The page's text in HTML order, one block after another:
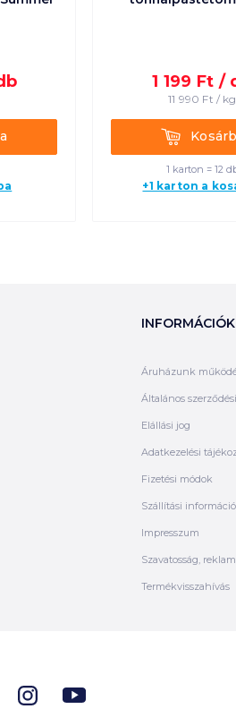
1 199 Ft /
11 990 Ft / kg
Kosárba
1 karton = 12
+1 karton a
INFORMÁCIÓK
Áruházunk
Általános
Elállási jog
Adatkezelési
Fizetési módok
Szállítási
Impresszum
Szavatosság,
Termékvisszahívás